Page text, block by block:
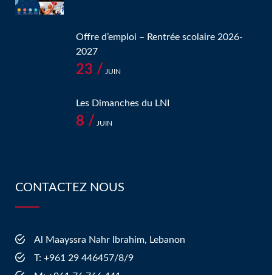
Offre d’emploi – Rentrée scolaire 2026-
2027
23 / JUIN
Les Dimanches du LNI
8 / JUIN
CONTACTEZ NOUS
Al Maayssra Nahr Ibrahim, Lebanon
​T: +961 29 446457/8/9